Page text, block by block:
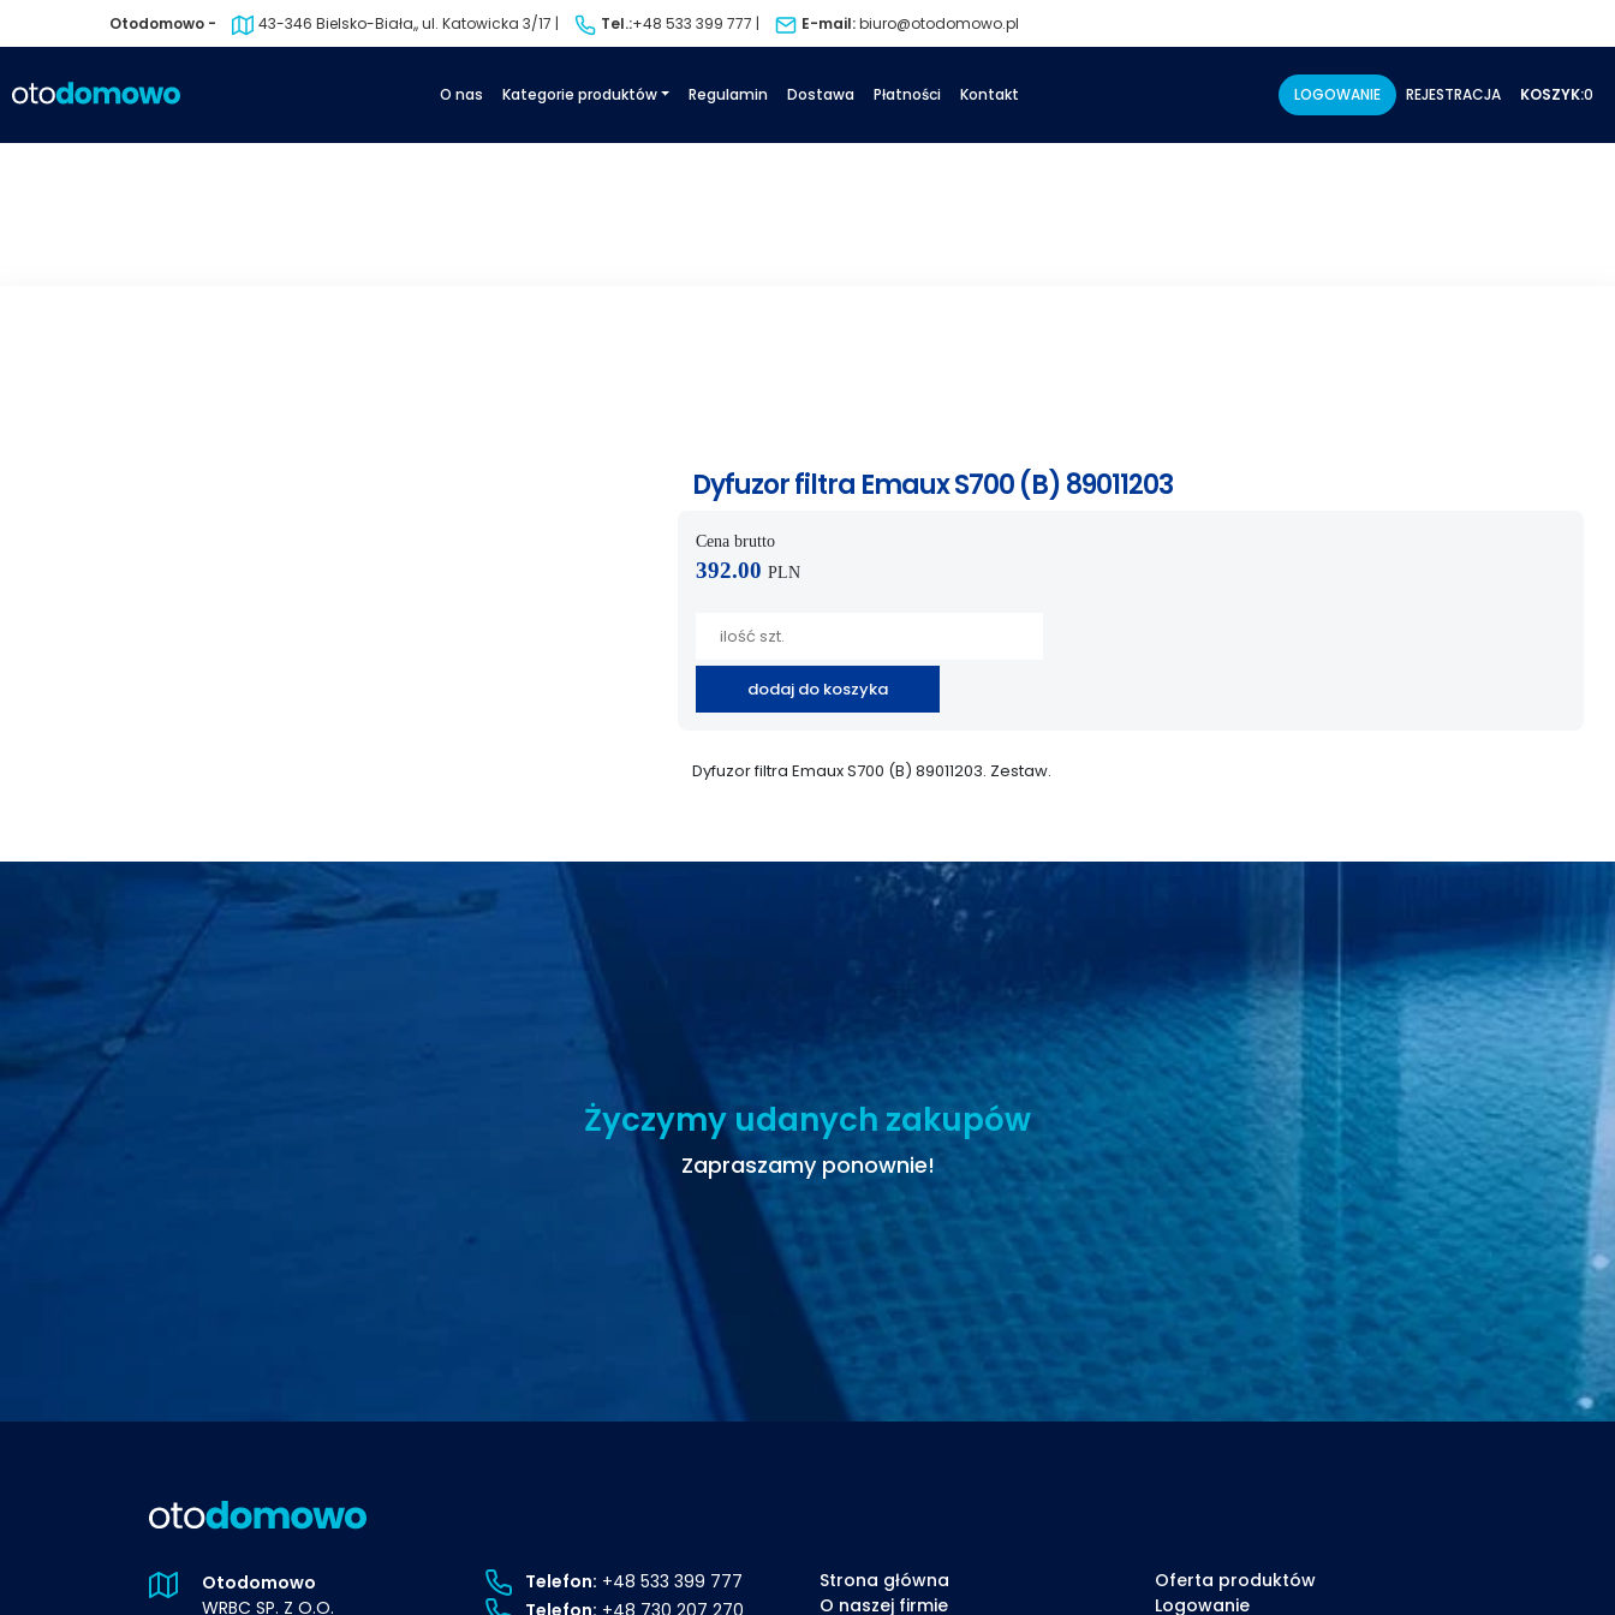
Otodomowo - 43-346 Bielsko-Biała,, ul. Katowicka 3/17 | Tel.:+48 533 399 777 | E-mail:biuro@otodomowo.pl
O nas Kategorie produktów Regulamin Dostawa Płatności Kontakt LOGOWANIE REJESTRACJA KOSZYK:0
Dyfuzor filtra Emaux S700 (B) 89011203
Cena brutto
392.00PLN
dodaj do koszyka
Dyfuzor filtra Emaux S700 (B) 89011203. Zestaw.
Życzymy udanych zakupów
Zapraszamy ponownie!
Otodomowo
WRBC SP. Z O.O.
Telefon: +48 533 399 777
Telefon: +48 730 207 270
Strona główna
O naszej firmie
Oferta produktów
Logowanie